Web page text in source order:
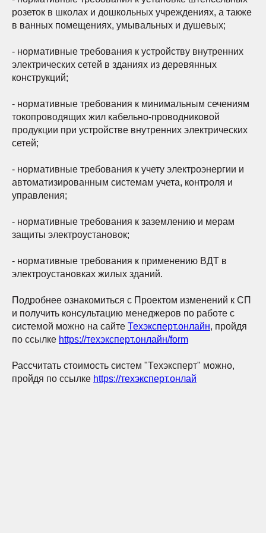
розеток в школах и дошкольных учреждениях, а также
в ванных помещениях, умывальных и душевых;
- нормативные требования к устройству внутренних
электрических сетей в зданиях из деревянных
конструкций;
- нормативные требования к минимальным сечениям
токопроводящих жил кабельно-проводниковой
продукции при устройстве внутренних электрических
сетей;
- нормативные требования к учету электроэнергии и
автоматизированным системам учета, контроля и
управления;
- нормативные требования к заземлению и мерам
защиты электроустановок;
- нормативные требования к применению ВДТ в
электроустановках жилых зданий.
Подробнее ознакомиться с Проектом изменений к СП
и получить консультацию менеджеров по работе с
системой можно на сайте Техэксперт.онлайн, пройдя
по ссылке https://техэксперт.онлайн/form
Рассчитать стоимость систем "Техэксперт" можно,
пройдя по ссылке https://техэксперт.онлай